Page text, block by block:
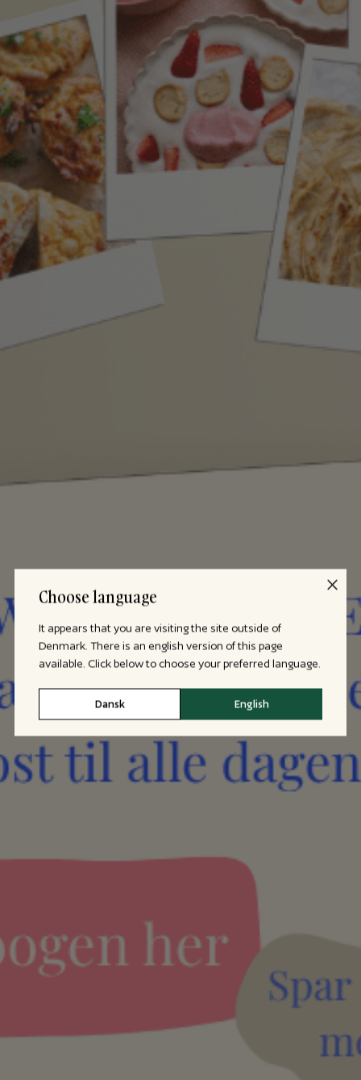
Choose language
It appears that you are visiting the site outside of
Denmark. There is an english version of this page
available. Click below to choose your preferred language.
Dansk English